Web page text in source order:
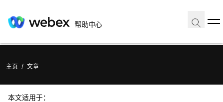
帮助中心
主页 / 文章
本文适用于：